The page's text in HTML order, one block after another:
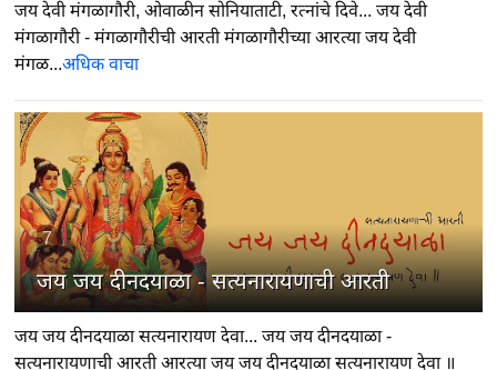
जय देवी मंगळागौरी, ओवाळीन सोनियाताटी, रत्नांचे दिवे... जय देवी
मंगळागौरी - मंगळागौरीची आरती मंगळागौरीच्या आरत्या जय देवी
मंगळ...अधिक वाचा
7
जय जय दीनदयाळा - सत्यनारायणाची आरती
जय जय दीनदयाळा सत्यनारायण देवा... जय जय दीनदयाळा -
सत्यनारायणाची आरती आरत्या जय जय दीनदयाळा सत्यनारायण देवा ॥